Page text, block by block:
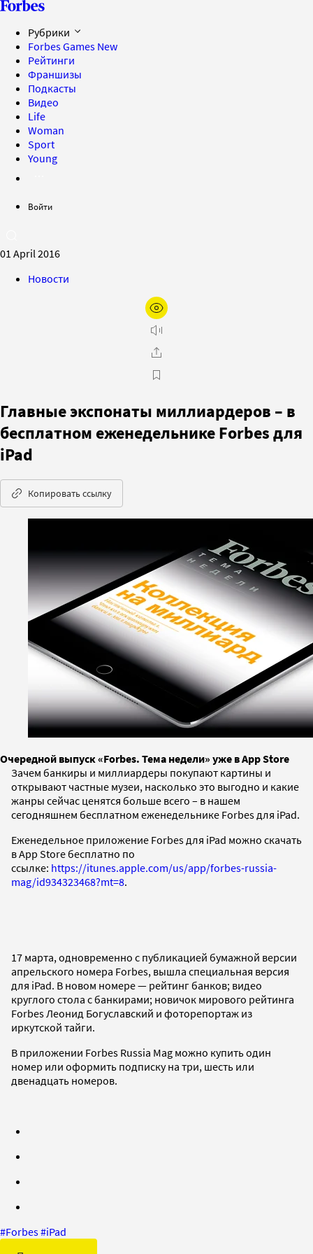
Рубрики
Forbes Games New
Рейтинги
Франшизы
Подкасты
Видео
Life
Woman
Sport
Young
Войти
01 April 2016
Новости
Главные экспонаты миллиардеров – в
бесплатном еженедельнике Forbes для
iPad
Копировать ссылку
Очередной выпуск «Forbes. Тема недели» уже в App Store
Зачем банкиры и миллиардеры покупают картины и
открывают частные музеи, насколько это выгодно и какие
жанры сейчас ценятся больше всего – в нашем
сегодняшнем бесплатном еженедельнике Forbes для iPad.
Еженедельное приложение Forbes для iPad можно скачать
в App Store бесплатно по
ссылке: https://itunes.apple.com/us/app/forbes-russia-
mag/id934323468?mt=8.
17 марта, одновременно с публикацией бумажной версии
апрельского номера Forbes, вышла специальная версия
для iPad. В новом номере — рейтинг банков; видео
круглого стола с банкирами; новичок мирового рейтинга
Forbes Леонид Богуславский и фоторепортаж из
иркутской тайги.
В приложении Forbes Russia Mag можно купить один
номер или оформить подписку на три, шесть или
двенадцать номеров.
#Forbes#iPad